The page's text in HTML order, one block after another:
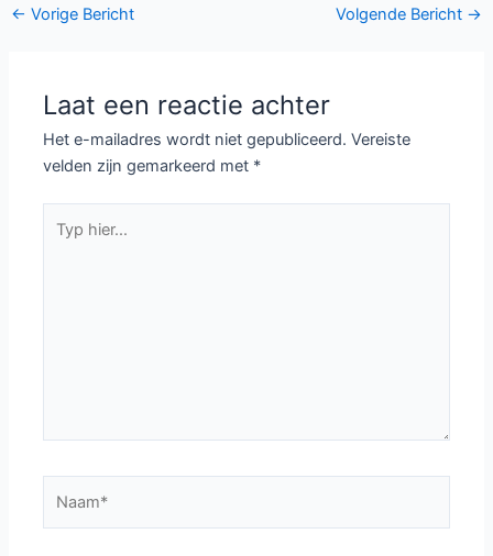
Bericht
← Vorige Bericht Volgende Bericht →
Laat een reactie achter
Het e-mailadres wordt niet gepubliceerd. Vereiste
velden zijn gemarkeerd met *
hier...